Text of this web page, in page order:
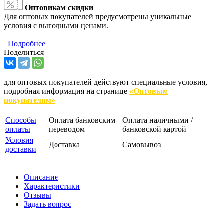
Оптовикам скидки
Для оптовых покупателей предусмотрены уникальные
условия с выгодными ценами.
Подробнее
Поделиться
для оптовых покупателей действуют специальные условия,
подробная информация на странице «Оптовым
покупателям»
Способы
оплаты
Оплата банковским
переводом
Оплата наличными /
банковской картой
Условия
доставки
Доставка Самовывоз
Описание
Характеристики
Отзывы
Задать вопрос